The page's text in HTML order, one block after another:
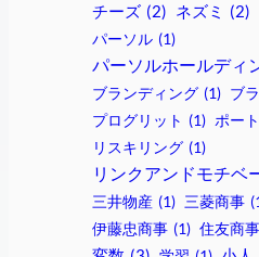
チーズ (2) ネズミ (2)
パーソル (1)
パーソルホールディ
ブランディング (1) ブ
プログリット (1) ポート
リスキリング (1)
リンクアンドモチベ
三井物産 (1) 三菱商事
伊藤忠商事 (1) 住友商事